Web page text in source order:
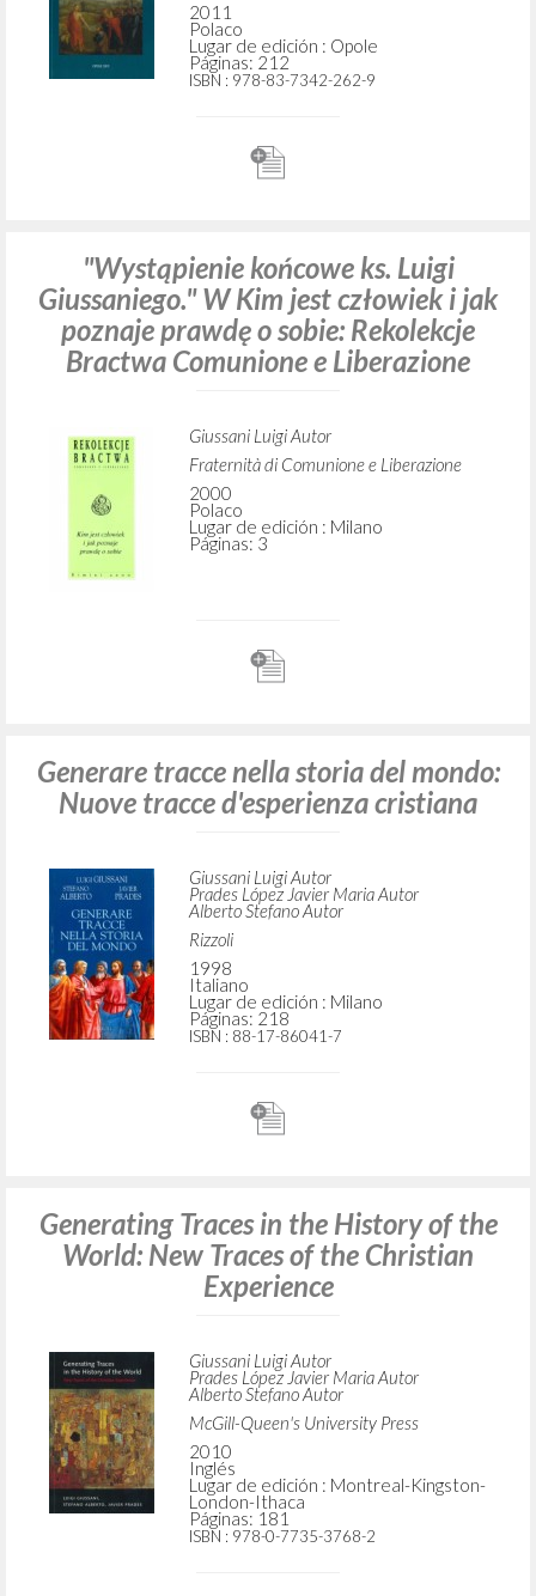
2011
Polaco
Lugar de edición : Opole
Páginas: 212
ISBN : 978-83-7342-262-9
"Wystąpienie końcowe ks. Luigi
Giussaniego." W Kim jest człowiek i jak
poznaje prawdę o sobie: Rekolekcje
Bractwa Comunione e Liberazione
Giussani Luigi Autor
Fraternità di Comunione e Liberazione
2000
Polaco
Lugar de edición : Milano
Páginas: 3
Generare tracce nella storia del mondo:
Nuove tracce d'esperienza cristiana
Giussani Luigi Autor
Prades López Javier Maria Autor
Alberto Stefano Autor
Rizzoli
1998
Italiano
Lugar de edición : Milano
Páginas: 218
ISBN : 88-17-86041-7
Generating Traces in the History of the
World: New Traces of the Christian
Experience
Giussani Luigi Autor
Prades López Javier Maria Autor
Alberto Stefano Autor
McGill-Queen's University Press
2010
Inglés
Lugar de edición : Montreal-Kingston-
London-Ithaca
Páginas: 181
ISBN : 978-0-7735-3768-2